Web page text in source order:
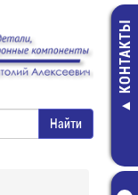
КОНТАКТЫ